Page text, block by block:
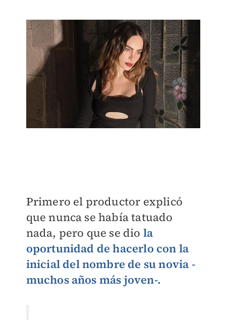
Primero el productor explicó
que nunca se había tatuado
nada, pero que se dio la
oportunidad de hacerlo con la
inicial del nombre de su novia -
muchos años más joven-.